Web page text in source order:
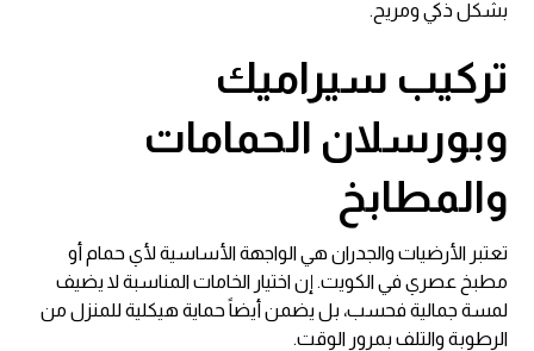
بشكل ذكي ومريح.
تركيب سيراميك
وبورسلان الحمامات
والمطابخ
تعتبر الأرضيات والجدران هي الواجهة الأساسية لأي حمام أو
مطبخ عصري في الكويت. إن اختيار الخامات المناسبة لا يضيف
لمسة جمالية فحسب، بل يضمن أيضاً حماية هيكلية للمنزل من
الرطوبة والتلف بمرور الوقت.